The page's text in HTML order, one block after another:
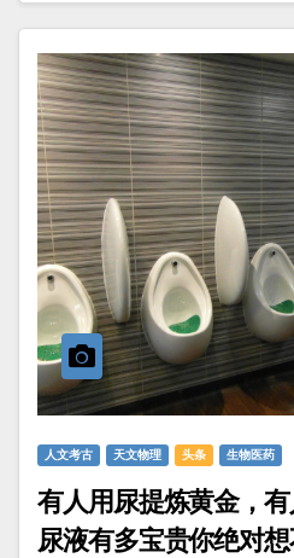
人文考古 天文物理 头条 生物医药
有人用尿提炼黄金，
尿液有多宝贵你绝对想